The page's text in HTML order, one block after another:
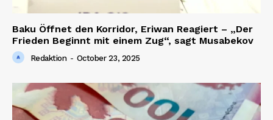
Baku Öffnet den Korridor, Eriwan Reagiert – „Der
Frieden Beginnt mit einem Zug“, sagt Musabekov
Redaktion - October 23, 2025